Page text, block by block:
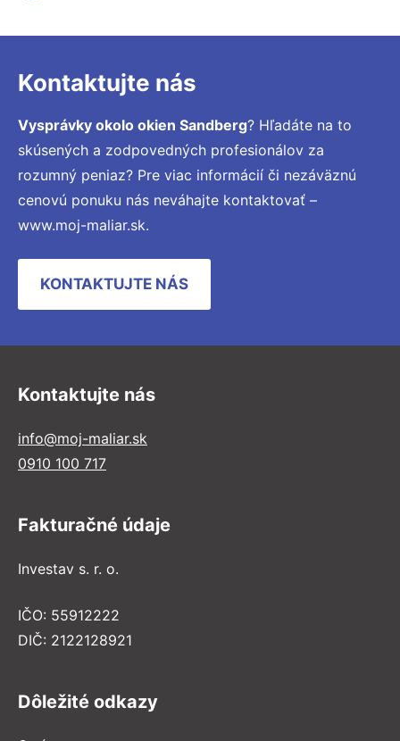
Kontaktujte nás
Vysprávky okolo okien Sandberg? Hľadáte na to
skúsených a zodpovedných profesionálov za
rozumný peniaz? Pre viac informácií či nezáväznú
cenovú ponuku nás neváhajte kontaktovať –
www.moj-maliar.sk.
KONTAKTUJTE NÁS
Kontaktujte nás
info@moj-maliar.sk
0910 100 717
Fakturačné údaje
Investav s. r. o.
IČO: 55912222
DIČ: 2122128921
Dôležité odkazy